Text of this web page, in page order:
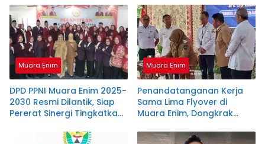
Ujanmas Baru
Muara Enim
DPD PPNI Muara Enim 2025-
2030 Resmi Dilantik, Siap
Pererat Sinergi Tingkatkan
Muara Enim
Penandatanganan Kerja
Sama Lima Flyover di
Muara Enim, Dongkrak
Batubara